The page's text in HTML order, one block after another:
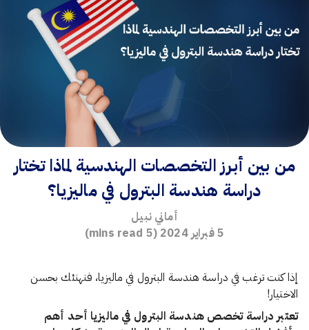
من بين أبرز التخصصات الهندسية لماذا تختار
دراسة هندسة البترول في ماليزيا؟
أماني نبيل
5 فبراير 2024
(
5
إذا كنت ترغب في دراسة هندسة البترول في ماليزيا، فنهنئك بحسن
الاختيار!
تعتبر دراسة تخصص هندسة البترول في ماليزيا أحد أهم